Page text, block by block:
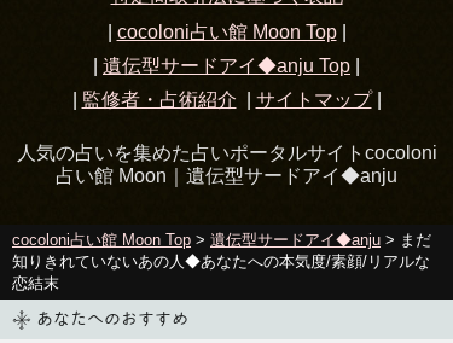
cocoloni占い館 Moon Top|
遺伝型サードアイ◆anju Top
監修者・占術紹介 サイトマップ|
人気の占いを集めた占いポータルサイトcocoloni
占い館 Moon｜ 遺伝型サードアイ◆anju
cocoloni占い館 Moon Top > 遺伝型サードアイ◆anju > まだ
知りきれていないあの人◆あなたへの本気度/素顔/リアルな
恋結末
あなたへのおすすめ